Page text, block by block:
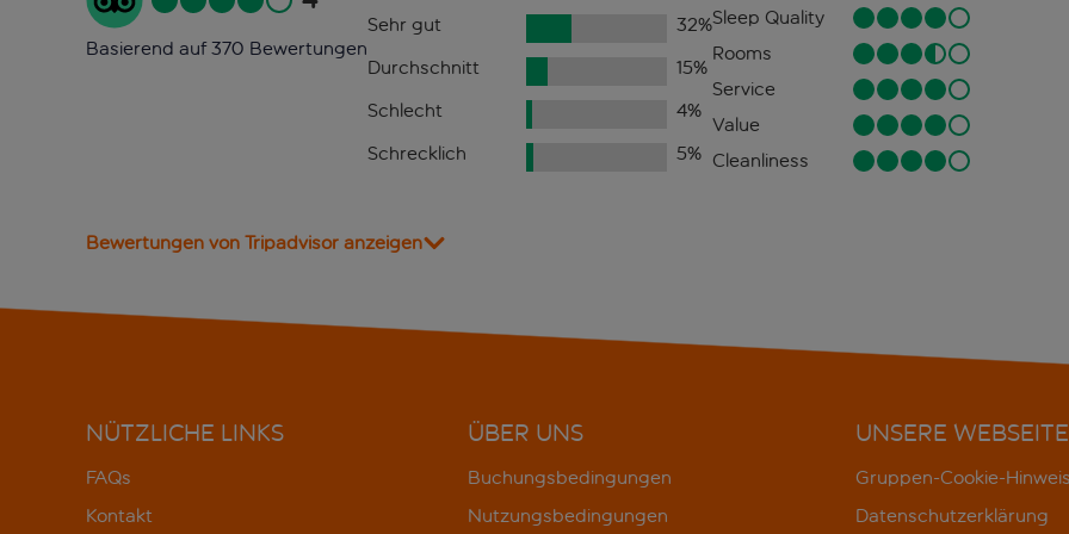
Basierend auf 370 Bewertungen
Sehr gut 32%
Durchschnitt
15%
Schlecht
4%
Schrecklich
5%
Sleep Quality
Rooms
Service
Value
Cleanliness
Bewertungen von Tripadvisor anzeigen
NÜTZLICHE LINKS
FAQs
Kontakt
ÜBER UNS
Buchungsbedingungen
Nutzungsbedingungen
UNSERE WEBSEITE
Gruppen-Cookie-
Datenschutzerklärung